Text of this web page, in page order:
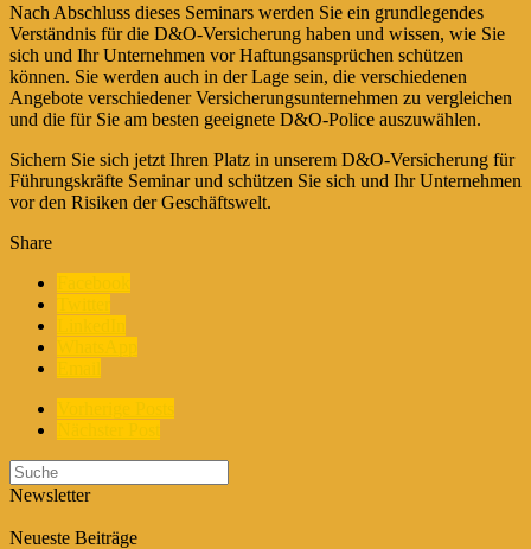
Nach Abschluss dieses Seminars werden Sie ein grundlegendes
Verständnis für die D&O-Versicherung haben und wissen, wie Sie
sich und Ihr Unternehmen vor Haftungsansprüchen schützen
können. Sie werden auch in der Lage sein, die verschiedenen
Angebote verschiedener Versicherungsunternehmen zu vergleichen
und die für Sie am besten geeignete D&O-Police auszuwählen.
Sichern Sie sich jetzt Ihren Platz in unserem D&O-Versicherung für
Führungskräfte Seminar und schützen Sie sich und Ihr Unternehmen
vor den Risiken der Geschäftswelt.
Share
Newsletter
Neueste Beiträge